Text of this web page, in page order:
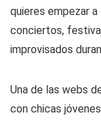
quieres empezar
conciertos,
improvisados
Una de las webs
con chicas